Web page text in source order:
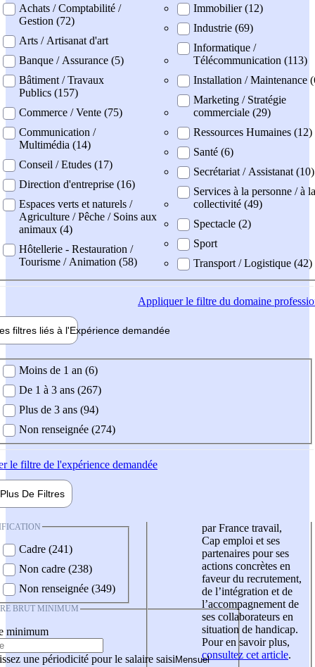
professionel
Achats / Comptabilité /
Gestion (72)
Arts / Artisanat d'art
Banque / Assurance (5)
Bâtiment / Travaux
Publics (157)
Commerce / Vente (75)
Communication /
Multimédia (14)
Conseil / Etudes (17)
Direction d'entreprise (16)
Espaces verts et naturels /
Agriculture / Pêche / Soins aux
animaux (4)
Hôtellerie - Restauration /
Tourisme / Animation (58)
Immobilier (12)
Industrie (69)
Informatique /
Télécommunication (113)
Installation / Maintenance
Marketing / Stratégie
commerciale (29)
Ressources Humaines (12)
Santé (6)
Secrétariat / Assistanat (10)
Services à la personne / à la
collectivité (49)
Spectacle (2)
Sport
Transport / Logistique (42)
Appliquerle filtre du domaine
filtres liés à l'Expérience demandée
demandée
Moins de 1 an (6)
De 1 à 3 ans (267)
Plus de 3 ans (94)
Non renseignée (274)
le filtre de l'expérience demandée
Plus De Filtres
Cadre (241)
Non cadre (238)
Non renseignée (349)
BRUT MINIMUM
minimum
une périodicité pour le salaire saisi
par France travail,
Cap emploi et ses
partenaires pour ses
actions concrètes en
faveur du recrutement,
de l’intégration et de
l’accompagnement de
ses collaborateurs en
situation de handicap.
Pour en savoir plus,
consultez cet article.